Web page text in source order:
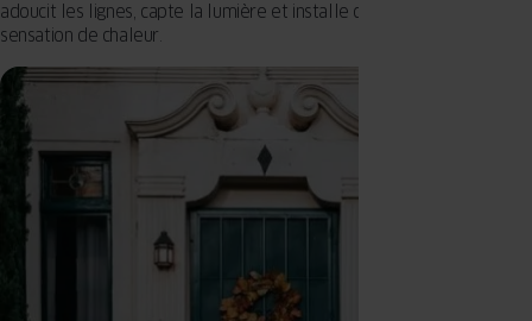
adoucit les lignes, capte la lumière et installe d’emblée une
sensation de chaleur.